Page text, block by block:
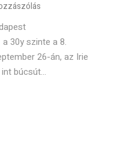
30y szinte a 8.
26-án, az Irie
búcsút...